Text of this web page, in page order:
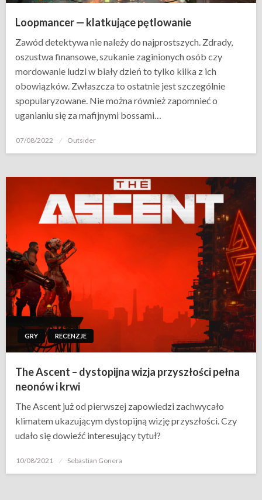
Loopmancer — klatkujące pętlowanie
Zawód detektywa nie należy do najprostszych. Zdrady,
oszustwa finansowe, szukanie zaginionych osób czy
mordowanie ludzi w biały dzień to tylko kilka z ich
obowiązków. Zwłaszcza to ostatnie jest szczególnie
spopularyzowane. Nie można również zapomnieć o
uganianiu się za mafijnymi bossami…
Opublikowane
07/08/2022 Outsider
GRY RECENZJE
The Ascent – dystopijna wizja przyszłości pełna
neonów i krwi
The Ascent już od pierwszej zapowiedzi zachwycało
klimatem ukazującym dystopijną wizję przyszłości. Czy
udało się dowieźć interesujący tytuł?
Opublikowane
10/08/2021 Sebastian Gonera